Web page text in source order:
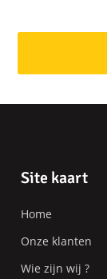
Pagina-
Site kaart
Home
Onze klanten
Wie zijn wij ?